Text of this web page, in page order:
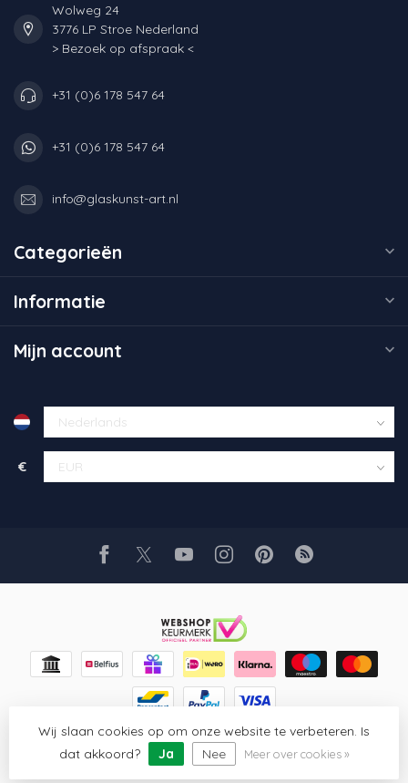
Wolweg 24
3776 LP Stroe Nederland
> Bezoek op afspraak <
+31 (0)6 178 547 64
+31 (0)6 178 547 64
info@glaskunst-art.nl
Categorieën
Informatie
Mijn account
€
© Copyright 2026 Glaskunst Art- Powered byLightspeed-
Lightspeed designbyDyvelopment
Wij slaan cookies op om onze website te verbeteren. Is
dat akkoord?
Ja Nee Meer over cookies »